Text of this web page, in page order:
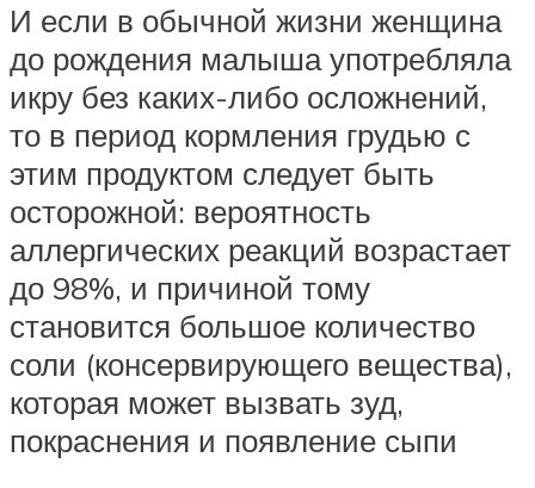
И если в обычной жизни женщина
до рождения малыша употребляла
икру без каких-либо осложнений,
то в период кормления грудью с
этим продуктом следует быть
осторожной: вероятность
аллергических реакций возрастает
до 98%, и причиной тому
становится большое количество
соли (консервирующего вещества),
которая может вызвать зуд,
покраснения и появление сыпи